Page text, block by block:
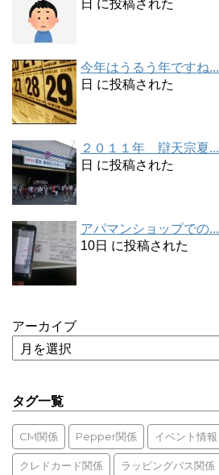
日 に投稿された
今年はうるう年ですね...
日 に投稿された
２０１１年 辯天宗夏...
日 に投稿された
アパマンショップでの...
10日 に投稿された
アーカイブ
タグ一覧
CM関係 Pepper関係 イベント情報
クレドカード関係 ラッピングバス関係